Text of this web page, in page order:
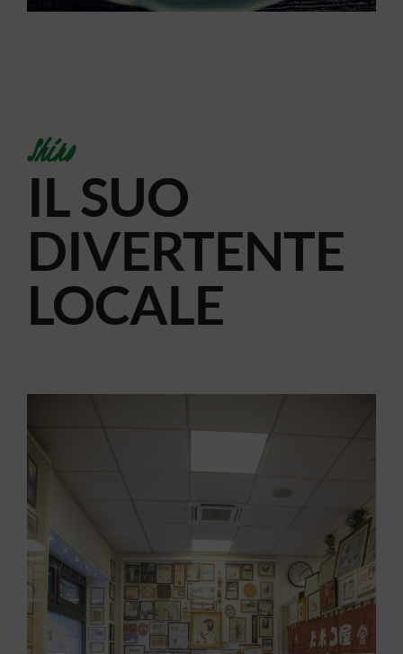
Shiro
IL SUO
DIVERTENTE
LOCALE